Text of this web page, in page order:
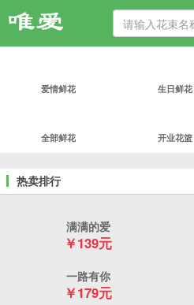
爱情鲜花 生日鲜花
全部鲜花 开业花篮
热卖排行
满满的爱
￥139元
一路有你
￥179元